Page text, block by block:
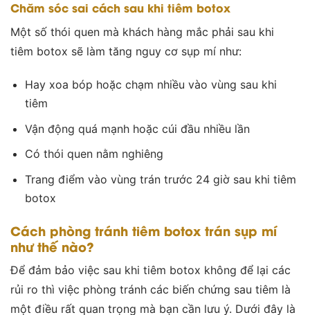
Chăm sóc sai cách sau khi tiêm botox
Một số thói quen mà khách hàng mắc phải sau khi
tiêm botox sẽ làm tăng nguy cơ sụp mí như:
Hay xoa bóp hoặc chạm nhiều vào vùng sau khi
tiêm
Vận động quá mạnh hoặc cúi đầu nhiều lần
Có thói quen nằm nghiêng
Trang điểm vào vùng trán trước 24 giờ sau khi tiêm
botox
Cách phòng tránh tiêm botox trán sụp mí
như thế nào?
Để đảm bảo việc sau khi tiêm botox không để lại các
rủi ro thì việc phòng tránh các biến chứng sau tiêm là
một điều rất quan trọng mà bạn cần lưu ý. Dưới đây là